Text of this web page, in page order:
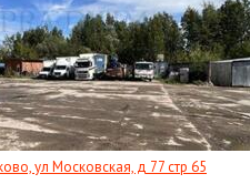
ул Московская, д 77 стр 65